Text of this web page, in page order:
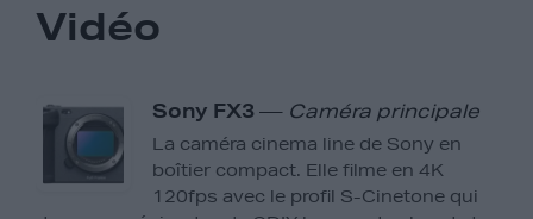
Vidéo
Sony FX3 — Caméra principale
La caméra cinema line de Sony en
boîtier compact. Elle filme en 4K
120fps avec le profil S-Cinetone qui